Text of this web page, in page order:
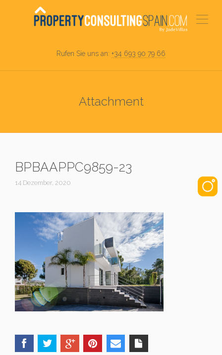
Rufen Sie uns an: +34 693 90 79 66
Attachment
BPBAAPPC9859-23
14 Dezember, 2020